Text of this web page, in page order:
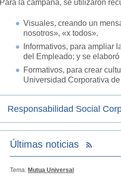
Para la campaña, se utilizaron
Visuales, creando un
nosotros», «x todos».
Informativos, para ampliar
del Empleado; y se
Formativos, para crear
Universidad Corporativa
Responsabilidad Social
Últimas noticias
Tema: Mutua Universal